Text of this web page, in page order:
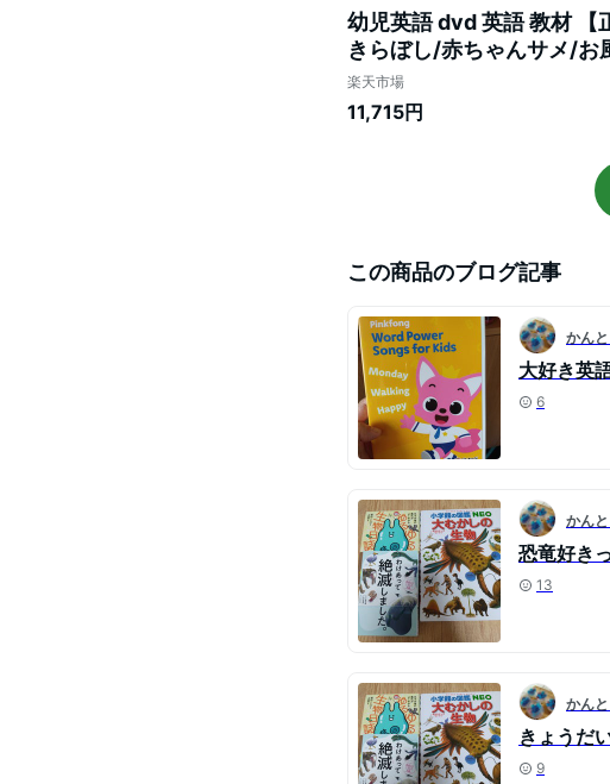
幼児英語 dvd 英語 教材 【
きらぼし/赤ちゃんサメ/お
スマス super simple
楽天市場
11,715円
この商品のブログ記事
かん
大好き英
6
かん
恐竜好き
13
かん
きょうだ
9